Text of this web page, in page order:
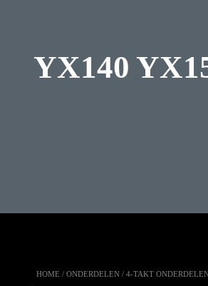
YX140
HOME / ONDERDELEN / 4-TAKT